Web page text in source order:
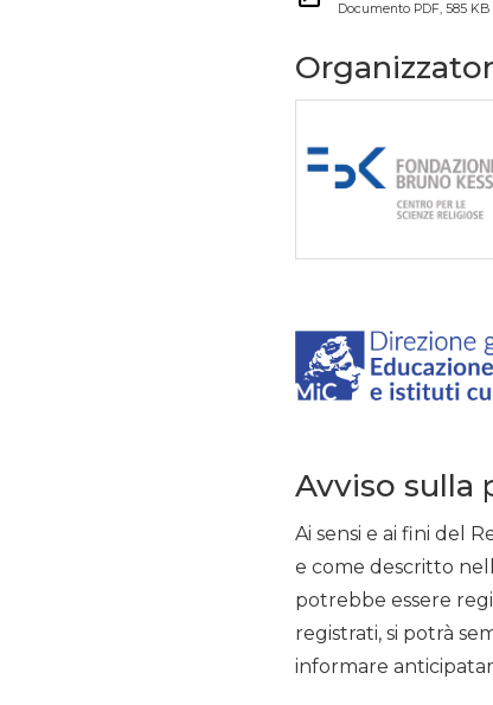
Documento PDF, 585 KB
Avviso sulla
Ai sensi e ai fini del
e come descritto
potrebbe essere
registrati, si potrà
informare